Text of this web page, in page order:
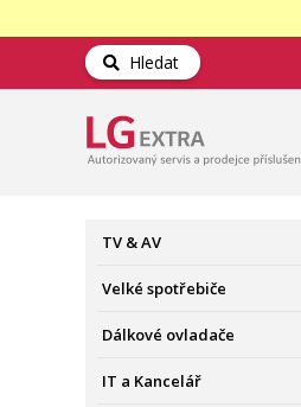
Hledat
TV & AV
Velké spotřebiče
Dálkové ovladače
IT a Kancelář